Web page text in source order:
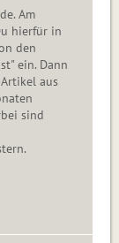
Am
hierfür in
den
ein. Dann
aus
sind